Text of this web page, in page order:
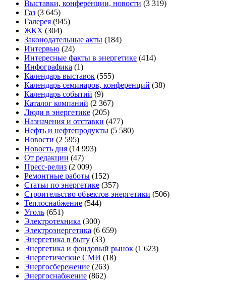
Выставки, конференции, новости (3 319)
Газ (3 645)
Галерея (945)
ЖКХ (304)
Законодательные акты (184)
Интервью (24)
Интересные факты в энергетике (414)
Инфографика (1)
Календарь выставок (555)
Календарь семинаров, конференций (38)
Календарь событий (9)
Каталог компаний (2 367)
Люди в энергетике (205)
Назначения и отставки (477)
Нефть и нефтепродукты (5 580)
Новости (2 595)
Новость дня (14 993)
От редакции (47)
Пресс-релиз (2 009)
Ремонтные работы (152)
Статьи по энергетике (357)
Строительство объектов энергетики (506)
Теплоснабжение (544)
Уголь (651)
Электротехника (300)
Электроэнергетика (6 659)
Энергетика в быту (33)
Энергетика и фондовый рынок (1 623)
Энергетические СМИ (18)
Энергосбережение (263)
Энергоснабжение (862)